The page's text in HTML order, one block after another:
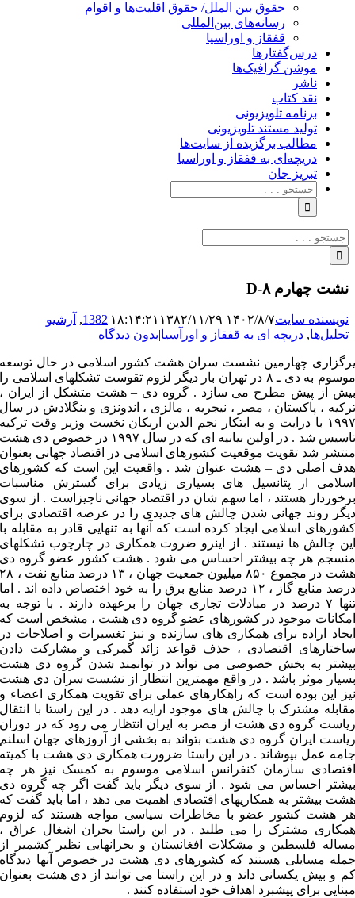
حقوق بین الملل/ حقوق اقلیت‌ها و اقوام
رسانه‌های بین‌المللی
قفقاز و اوراسیا
درس‌گفتارها
موشن گرافیک‌ها
ناشر
نقد کتاب
برنامه‌ تلویزیونی
تولید مستند تلویزیونی
مطالب برگزیده از سایت‌ها
دریچه‌ای به قفقاز و اوراسیا
تبریزِ جان
جستجو
برای:
جستجو
برای:
نشت چهارم D-۸
نویسنده سایت۱۴۰۲/۸/۷ ۱۸:۱۴:۲۱ ۱۳۸۲/۱۱/۲۹ |
1382
, آرشیو
تحلیل‌ها, دریچه ای به قفقاز و اورآسیا|بدون دیدگاه
یرگزاری چهارمین نشست سران هشت کشور اسلامی در حال توسعه
موسوم به دی ـ ۸ در تهران بار دیگر لزوم تقوست تشکلهای اسلامی را
بیش از پیش مطرح می سازد . گروه دی – هشت متشکل از ایران ،
ترکیه ، پاکستان ، مصر ، نیجریه ، مالزی ، اندونزی و بنگلادش در سال
۱۹۹۷ با درایت و به ابتکار نجم الدین اربکان نخست وزیر وقت ترکیه
تاسیس شد . در اولین بیانیه ای که در سال ۱۹۹۷ در خصوص دی هشت
منتشر شد تقویت موقعیت کشورهای اسلامی در اقتصاد جهانی بعنوان
هدف اصلی دی – هشت عنوان شد . واقعیت این است که کشورهای
اسلامی از پتانسیل های بسیاری زیادی برای گسترش مناسبات
برخوردار هستند ، اما سهم شان در اقتصاد جهانی ناچیزاست . از سوی
دیگر روند جهانی شدن چالش های جدیدی را در عرصه اقتصادی برای
کشورهای اسلامی ایجاد کرده است که آنها به تنهایی قادر به مقابله با
این چالش ها نیستند . از اینرو ضروت همکاری در چارچوب تشکلهای
منسجم هر چه بیشتر احساس می شود . هشت کشور عضو گروه دی
هشت در مجموع ۸۵۰ میلیون جمعیت جهان ، ۱۳ درصد منابع نفت ، ۲۸
درصد منابع گاز ، ۱۲ درصد منابع برق را به خود اختصاص داده اند . اما
تنها ۷ درصد در مبادلات تجاری جهان را برعهده دارند . با توجه به
امکانات موجود در کشورهای عضو گروه دی هشت ، مشخص است که
ایجاد اراده برای همکاری های سازنده و نیز تغسیرات و اصلاحات در
ساختارهای اقتصادی ، حذف قواعد زائد گمرکی و مشارکت دادن
بیشتر به بخش خصوصی می تواند در توانمند شدن گروه دی هشت
بسیار موثر باشد . در واقع مهمترین انتظار از نشست سران دی هشت
نیز این بوده است که راهکارهای عملی برای تقویت همکاری اعضاء و
مقابله مشترک با چالش های موجود ارایه دهد . در این راستا با انتقال
ریاست گروه دی هشت از مصر به ایران انتظار می رود که در دوران
ریاست ایران گروه دی هشت بتواند به بخشی از آروزهای جهان اسلنم
جامه عمل بپوشاند . در این راستا ضرورت همکاری دی هشت با کمیته
اقتصادی سازمان کنفرانس اسلامی موسوم به کمسک نیز هر چه
بیشتر احساس می شود . از سوی دیگر باید گفت اگر چه گروه دی
هشت بیشتر به همکاریهای اقتصادی اهمیت می دهد ، اما باید گفت که
هر هشت کشور عضو با مخاطرات سیاسی مواجه هستند که لزوم
همکاری مشترک را می طلبد . در این راستا بحران اشغال عراق ،
مساله فلسطین و مشکلات افغانستان و بحرانهایی نظیر کشمیر از
جمله مسایلی هستند که کشورهای دی هشت در خصوص آنها دیدگاه
کم و بیش یکسانی داند و در این راستا می توانند از دی هشت بعنوان
مبنایی برای پیشبرد اهداف خود استفاده کنند .